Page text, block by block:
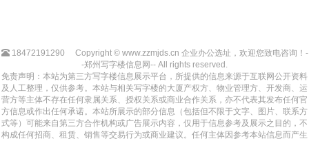
18472191290
Copyright © www.zzmjds.cn 企业办公选址，欢迎您致电咨询！-
-郑州写字楼信息网-- All rights reserved.
免责声明：本站为第三方写字楼信息展示平台，所提供的信息来源于互联网公开资料
及人工整理，仅供参考。本站与相关写字楼的大厦产权方、物业管理方、开发商、运
营方等主体不存在任何隶属关系、授权关系或商业合作关系，亦不代表其发布任何官
方信息或作出任何承诺。本站所展示的部分信息（包括但不限于文字、图片、联系方
式等）可能来自第三方合作机构或广告展示内容，仅用于信息参考及展示之目的，不
构成任何招商、租赁、销售等交易行为或商业建议。任何主体因参考本站信息而产生